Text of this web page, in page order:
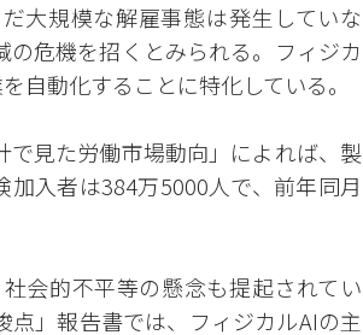
大規模な解雇事態は発生していな
危機を招くとみられる。フィジカ
自動化することに特化している。
見た労働市場動向」によれば、製
入者は384万5000人で、前年同月
会的不平等の懸念も提起されてい
」報告書では、フィジカルAIの主